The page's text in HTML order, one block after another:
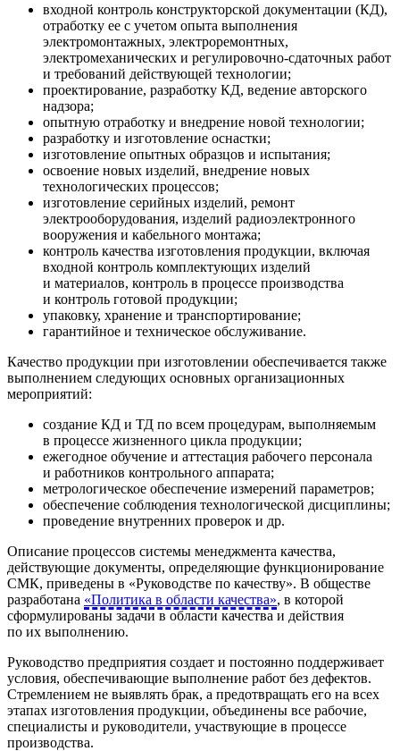
входной контроль конструкторской документации (КД),
отработку ее с учетом опыта выполнения
электромонтажных, электроремонтных,
электромеханических и регулировочно-сдаточных работ
и требований действующей технологии;
проектирование, разработку КД, ведение авторского
надзора;
опытную отработку и внедрение новой технологии;
разработку и изготовление оснастки;
изготовление опытных образцов и испытания;
освоение новых изделий, внедрение новых
технологических процессов;
изготовление серийных изделий, ремонт
электрооборудования, изделий радиоэлектронного
вооружения и кабельного монтажа;
контроль качества изготовления продукции, включая
входной контроль комплектующих изделий
и материалов, контроль в процессе производства
и контроль готовой продукции;
упаковку, хранение и транспортирование;
гарантийное и техническое обслуживание.
Качество продукции при изготовлении обеспечивается также
выполнением следующих основных организационных
мероприятий:
создание КД и ТД по всем процедурам, выполняемым
в процессе жизненного цикла продукции;
ежегодное обучение и аттестация рабочего персонала
и работников контрольного аппарата;
метрологическое обеспечение измерений параметров;
обеспечение соблюдения технологической дисциплины;
проведение внутренних проверок и др.
Описание процессов системы менеджмента качества,
действующие документы, определяющие функционирование
СМК, приведены в «Руководстве по качеству». В обществе
разработана «Политика в области качества», в которой
сформулированы задачи в области качества и действия
по их выполнению.
Руководство предприятия создает и постоянно поддерживает
условия, обеспечивающие выполнение работ без дефектов.
Стремлением не выявлять брак, а предотвращать его на всех
этапах изготовления продукции, объединены все рабочие,
специалисты и руководители, участвующие в процессе
производства.